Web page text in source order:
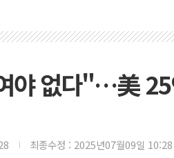
야 없다"…美
최종수정 : 2025년07월09일 10:28